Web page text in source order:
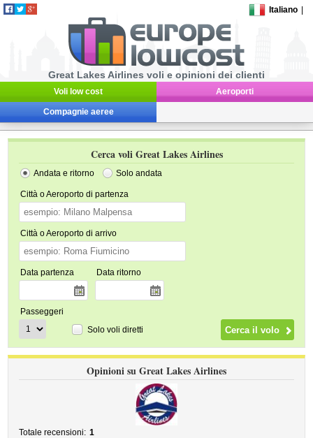
Italiano
Great Lakes Airlines voli e opinioni dei clienti
Voli low cost Aeroporti
Compagnie aeree
Cerca voli Great Lakes Airlines
Andata e ritorno Solo andata
Città o Aeroporto di partenza
Città o Aeroporto di arrivo
Data partenza Data ritorno
Passeggeri
Solo voli diretti
Opinioni su Great Lakes Airlines
Totale recensioni: 1